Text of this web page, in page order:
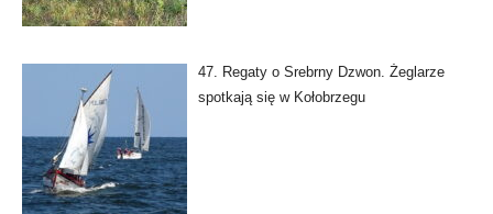
47. Regaty o Srebrny Dzwon. Żeglarze
spotkają się w Kołobrzegu